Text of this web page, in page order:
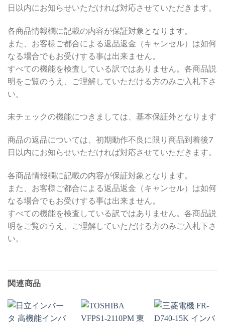
日以内にお知らせいただければ対応させていただきます。
各商品情報欄に記載の内容が保証対象となります。
また、お客様ご都合による返品返金（キャンセル）は如何
なる場合でもお受けする事は出来ません。
すべての機能を検査している訳ではありません。各商品説
明をご覧のうえ、ご理解していただける方のみご入札下さ
い。
未チェックの機能につきましては、基本保証外となります
商品の返品については、初期動作不良に限り商品到着後7
日以内にお知らせいただければ対応させていただきます。
各商品情報欄に記載の内容が保証対象となります。
また、お客様ご都合による返品返金（キャンセル）は如何
なる場合でもお受けする事は出来ません。
すべての機能を検査している訳ではありません。各商品説
明をご覧のうえ、ご理解していただける方のみご入札下さ
い。
関連商品